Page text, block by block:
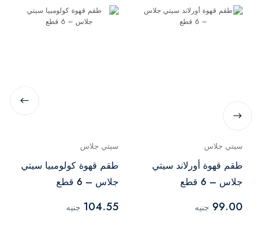
سيتي جلاس
طقم قهوة أورلاند سيتي
جلاس – 6 قطع
99.00 جنيه
سيتي جلاس
طقم قهوة كولومبيا سيتي
جلاس – 6 قطع
104.55 جنيه